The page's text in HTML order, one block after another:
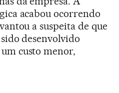
acabou ocorrendo
a suspeita de que
desenvolvido
custo menor,